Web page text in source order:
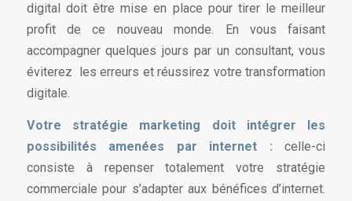
digital doit être mise en place pour tirer le meilleur
profit de ce nouveau monde. En vous faisant
accompagner quelques jours par un consultant, vous
éviterez les erreurs et réussirez votre transformation
digitale.
Votre stratégie marketing doit intégrer les
possibilités amenées par internet :celle-ci
consiste à repenser totalement votre stratégie
commerciale pour s’adapter aux bénéfices d’internet.